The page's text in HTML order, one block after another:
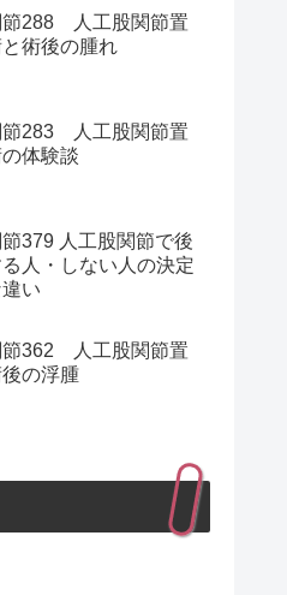
節288 人工股関節置
術後の腫れ
節283 人工股関節置
体験談
節379 人工股関節で後
人・しない人の決定
い
節362 人工股関節置
の浮腫